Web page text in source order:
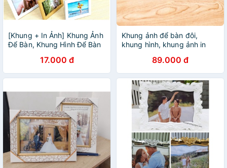
[Khung + In Ảnh] Khung Ảnh
Để Bàn, Khung Hình Để Bàn
17.000 đ
Khung ảnh để bàn đôi,
khung hình, khung ảnh in
89.000 đ